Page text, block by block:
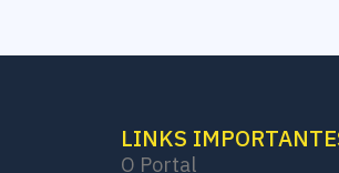
LINKS
O Portal